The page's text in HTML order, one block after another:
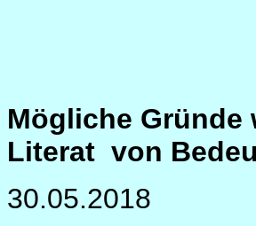
Mögliche Gründe
Literat von
30.05.2018